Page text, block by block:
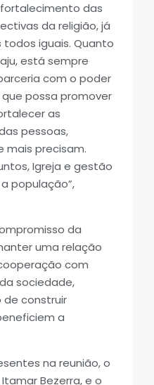
das
da religião, já
todos iguais. Quanto
está sempre
com o poder
possa promover
as
pessoas,
mais precisam.
Igreja e gestão
população”,
da
uma relação
com
sociedade,
construir
a
na reunião, o
Bezerra, e o